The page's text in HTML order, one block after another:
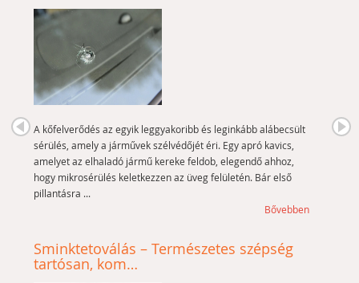
A kőfelverődés az egyik leggyakoribb és leginkább alábecsült
sérülés, amely a járművek szélvédőjét éri. Egy apró kavics,
amelyet az elhaladó jármű kereke feldob, elegendő ahhoz,
hogy mikrosérülés keletkezzen az üveg felületén. Bár első
pillantásra ...
Bővebben
Sminktetoválás – Természetes szépség
tartósan, kom…